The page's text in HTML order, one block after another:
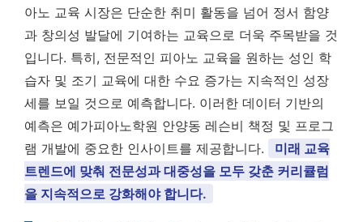
아노 교육 시장은 단순한 취미 활동을 넘어 정서 함양
과 창의성 발달에 기여하는 교육으로 더욱 주목받을 것
입니다. 특히, 전문적인 피아노 교육을 원하는 성인 학
습자 및 조기 교육에 대한 수요 증가는 지속적인 성장
세를 보일 것으로 예측합니다. 이러한 데이터 기반의
예측은 예가피아노학원 안양동 레슨비 책정 및 프로그
램 개발에 중요한 인사이트를 제공합니다.
미래 교육
트렌드에 맞춰 전문성과 대중성을 모두 갖춘 커리큘럼
을 지속적으로 강화해야 합니다.